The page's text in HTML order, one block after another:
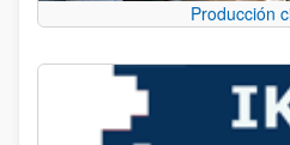
Producción